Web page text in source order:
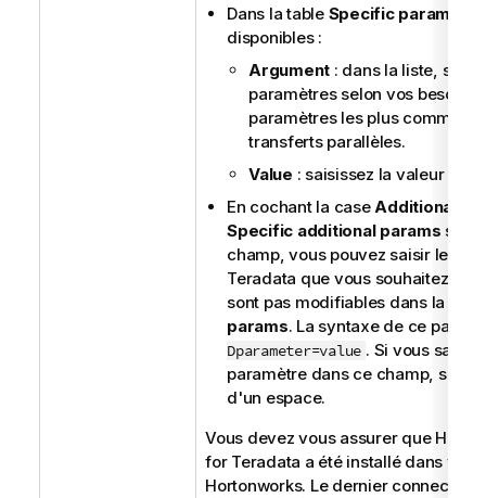
Dans la table Specific params
disponibles :
Argument : dans la liste,
paramètres selon vos besoins.
paramètres les plus communs
transferts parallèles.
Value : saisissez la valeur des
En cochant la caseAdditional
Specific additional params
champ, vous pouvez saisir les
Teradata que vous souhaitez
sont pas modifiables dans la
params. La syntaxe de ce
Dparameter=value . Si vous
paramètre dans ce champ,
d'un espace.
Vous devez vous assurer que
for Teradata a été installé dans
Hortonworks. Le dernier connecteur